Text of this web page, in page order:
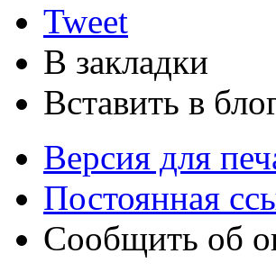
Tweet
В закладки
Вставить в
Версия для
Постоянная
Сообщить об